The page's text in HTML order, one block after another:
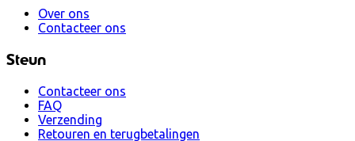
Over ons
Contacteer ons
Steun
Contacteer ons
FAQ
Verzending
Retouren en terugbetalingen